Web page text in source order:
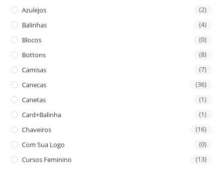
Azulejos (2)
Balinhas (4)
Blocos (0)
Bottons (8)
Camisas (7)
Canecas (36)
Canetas (1)
Card+Balinha (1)
Chaveiros (16)
Com Sua Logo (0)
Cursos Feminino (13)